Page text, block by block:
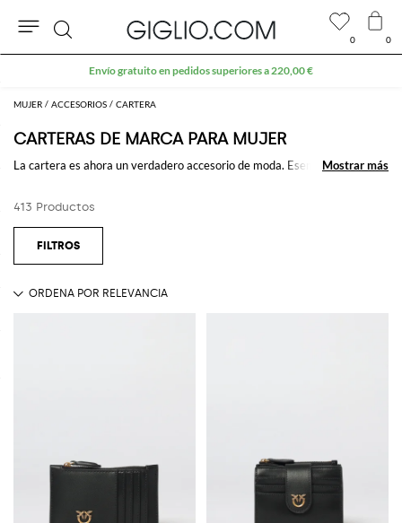
MUJER ACCESORIOS CARTERA
CARTERAS DE MARCA PARA MUJER
La cartera es ahora un verdadero accesorio de moda. Esencial para traer
cremallera, cuero, imitación de cuero, tela y de marca.
Mostrar más
Mostrar más
413 Productos
0 0
Buscar
Extra 10 % en el área Outlet